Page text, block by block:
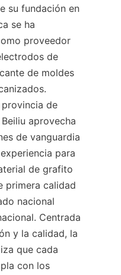
su fundación en
se ha
proveedor
de
de moldes
de
aprovecha
de vanguardia
para
de grafito
primera calidad
nacional
Centrada
y la calidad, la
que cada
con los